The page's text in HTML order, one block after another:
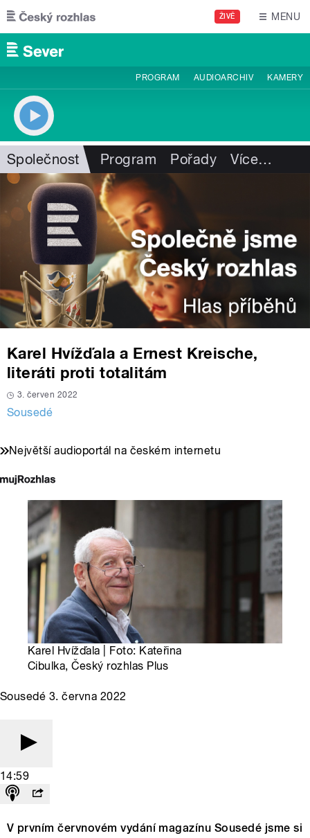
Přejít k hlavnímu obsahu
ŽIVĚ MENU
PROGRAM AUDIOARCHIV KAMERY
Společnost Program Pořady Více…
Karel Hvížďala a Ernest Kreische,
literáti proti totalitám
3. červen 2022
Sousedé
Největší audioportál na českém internetu
Karel Hvížďala | Foto: Kateřina
Cibulka, Český rozhlas Plus
Sousedé 3. června 2022
14:59
V prvním červnovém vydání magazínu Sousedé jsme si